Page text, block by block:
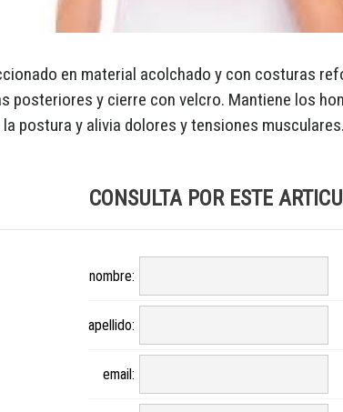
en material acolchado y con costuras
posteriores y cierre con velcro. Mantiene los
postura y alivia dolores y tensiones
CONSULTA POR ESTE